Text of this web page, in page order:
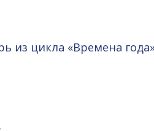
из цикла «Времена